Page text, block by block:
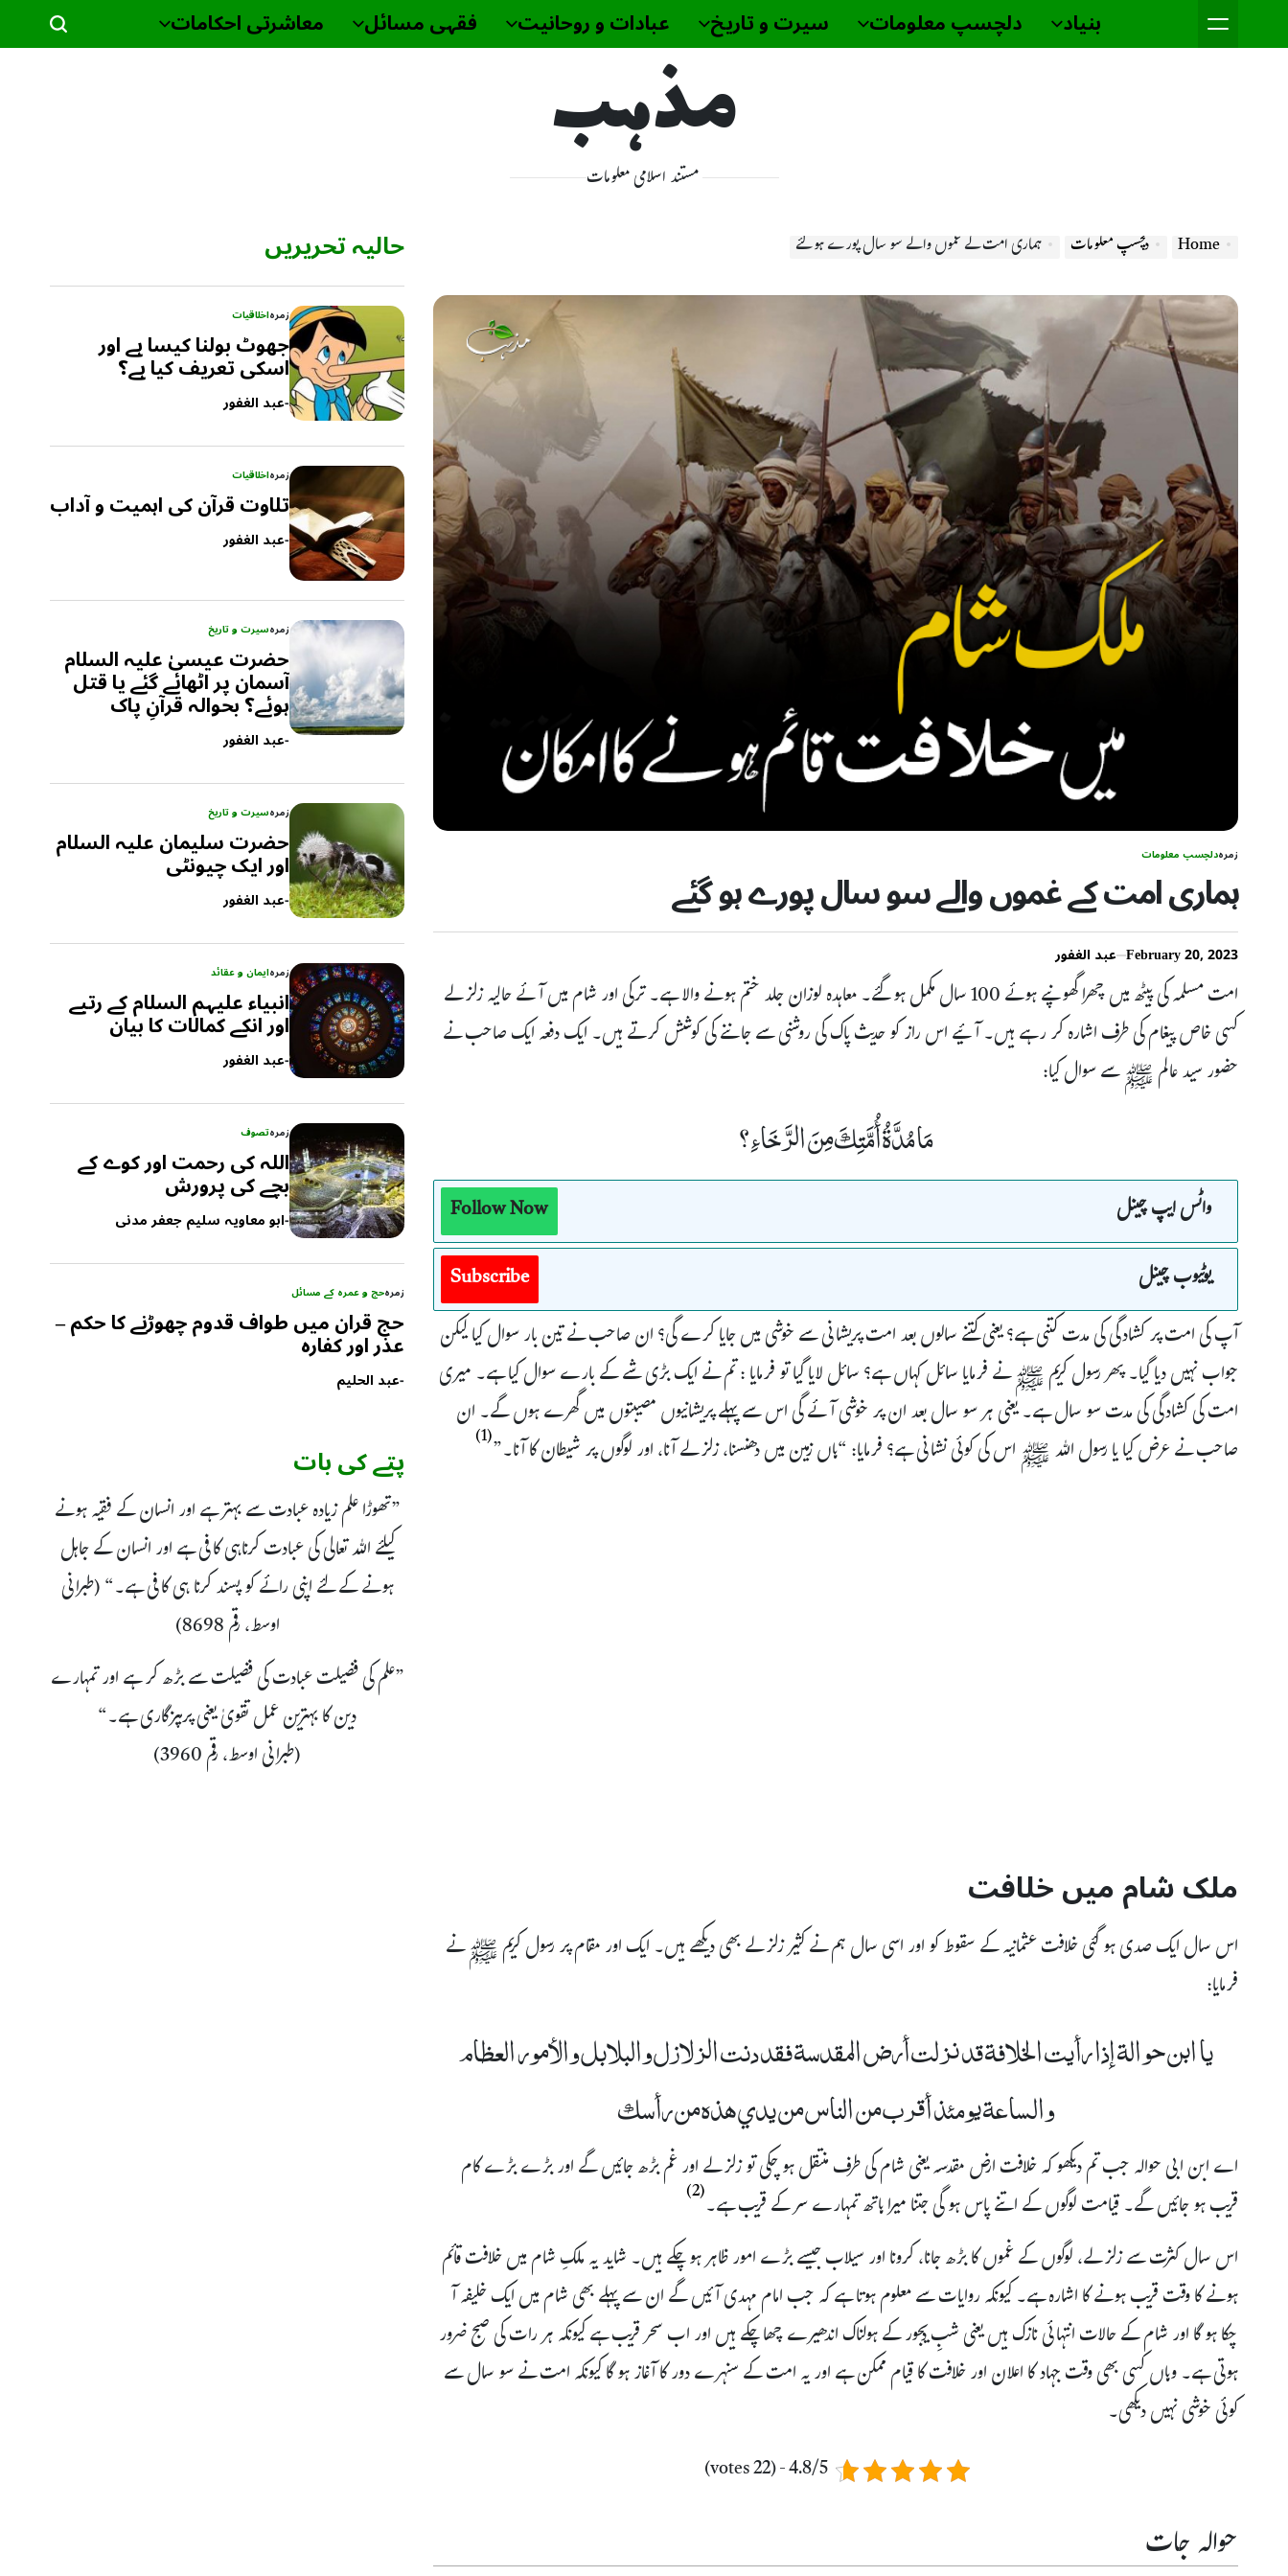
to
بنیاد دلچسپ معلومات سیرت و تاریخ عبادات و روحانیت فقہی مسائل معاشرتی احکامات
مذہب
مستند اسلامی معلومات
Home دلچسپ معلومات ہماری امت کے غموں والے سو سال پورے ہو گئے
زمرہدلچسپ معلومات
ہماری امت کے غموں والے سو سال پورے ہو گئے
February 20, 2023 عبد الغفور
امت مسلمہ کی پیٹھ میں چھرا گھونپے ہوئے 100 سال مکمل ہو گئے۔ معاہدہ لوزان جلد ختم ہونے والا ہے۔ ترکی اور شام میں آئے حالیہ زلزلے
کسی خاص پیغام کی طرف اشارہ کر رہے ہیں۔ آئیے اس راز کو حدیث پاک کی روشنی سے جاننے کی کوشش کرتے ہیں۔ ایک دفعہ ایک صاحب نے
حضور سید عالم ﷺ سے سوال کیا:
مَا مُدَّةُ أُمَّتِكَ مِنَ الرَّخَاءِ ؟
واٹس ایپ چینل
Follow Now
یوٹیوب چینل
Subscribe
آپ کی امت پر کشادگی کی مدت کتنی ہے؟ یعنی کتنے سالوں بعد امت پریشانی سے خوشی میں جایا کرے گی؟ ان صاحب نے تین بار سوال کیا لیکن
جواب نہیں دیا گیا۔ پھر رسول کریم ﷺ نے فرمایا سائل کہاں ہے؟ سائل لایا گیا تو فرمایا : تم نے ایک بڑی شے کے بارے سوال کیا ہے۔ میری
امت کی کشادگی کی مدت سو سال ہے۔ یعنی ہر سو سال بعد ان پر خوشی آئے گی اس سے پہلے پریشانیوں مصیبتوں میں گھرے ہوں گے۔ ان
صاحب نے عرض کیا یا رسول اللہ ﷺ اس کی کوئی نشانی ہے؟ فرمایا: “ہاں زمین میں دھنسنا، زلزلے آنا، اور لوگوں پر شیطان کا آنا۔”(1)
ملک شام میں خلافت
اس سال ایک صدی ہو گئی خلافت عثمانیہ کے سقوط کو اور اسی سال ہم نے کثیر زلزلے بھی دیکھے ہیں۔ ایک اور مقام پر رسول کریم ﷺ نے
فرمایا:
یا ابن حوالة إذا رأيت الخلافة قد نزلت أرض المقدسة فقد دنت الزلازل والبلابل والأمور العظام
والساعة يومئذ أقرب من الناس من يدي هذه من رأسك
اے ابن ابی حوالہ جب تم دیکھو کہ خلافت ارض مقدسہ یعنی شام کی طرف منتقل ہو چکی تو زلزلے اور غم بڑھ جائیں گے اور بڑے بڑے کام
قریب ہو جائیں گے۔ قیامت لوگوں کے اتنے پاس ہو گی جتنا میرا ہاتھ تمہارے سر کے قریب ہے۔(2)
اس سال کثرت سے زلزلے، لوگوں کے غموں کا بڑھ جانا، کرونا اور سیلاب جیسے بڑے امور ظاہر ہو چکے ہیں۔ شاید یہ ملکِ شام میں خلافت قائم
ہونے کا وقت قریب ہونے کا اشارہ ہے۔ کیونکہ روایات سے معلوم ہوتا ہے کہ جب امام مہدی آئیں گے ان سے پہلے بھی شام میں ایک خلیفہ آ
چکا ہو گا اور شام کے حالات انتہائی نازک ہیں یعنی شبِ دیجور کے ہولناک اندھیرے چھا چکے ہیں اور اب سحر قریب ہے کیونکہ ہر رات کی صبح ضرور
ہوتی ہے۔ وہاں کسی بھی وقت جہاد کا اعلان اور خلافت کا قیام ممکن ہے اور یہ امت کے سنہرے دور کا آغاز ہو گا کیونکہ امت نے سو سال سے
کوئی خوشی نہیں دیکھی۔
4.8/5 - (22 votes)
حوالہ جات
حالیہ تحریریں
زمرہاخلاقیات
جھوٹ بولنا کیسا ہے اور
اسکی تعریف کیا ہے؟
-عبد الغفور
زمرہاخلاقیات
تلاوت قرآن کی اہمیت و آداب
-عبد الغفور
زمرہسیرت و تاریخ
حضرت عیسیٰ علیہ السلام
آسمان پر اٹھائے گئے یا قتل
ہوئے؟ بحوالہ قرآنِ پاک
-عبد الغفور
زمرہسیرت و تاریخ
حضرت سلیمان علیہ السلام
اور ایک چیونٹی
-عبد الغفور
زمرہایمان و عقائد
انبیاء علیہم السلام کے رتبے
اور انکے کمالات کا بیان
-عبد الغفور
زمرہتصوف
اللہ کی رحمت اور کوے کے
بچے کی پرورش
-ابو معاویہ سلیم جعفر مدنی
زمرہحج و عمرہ کے مسائل
حج قران میں طواف قدوم چھوڑنے کا حکم –
عذر اور کفارہ
-عبد الحلیم
پتے کی بات
”تھوڑا علم زیادہ عبادت سے بہتر ہے اور انسان کے فقیہ ہونے
کیلئے اللہ تعالی کی عبادت کرناہی کافی ہے اور انسان کے جاہل
ہونے کے لئے اپنی رائے کو پسند کرنا ہی کافی ہے۔“ (طبرانی
اوسط، رقم 8698)
”علم کی فضیلت عبادت کی فضیلت سے بڑھ کر ہے اور تمہارے
دین کا بہترین عمل تقویٰ یعنی پرہیزگاری ہے۔“
(طبرانی اوسط، رقم 3960)